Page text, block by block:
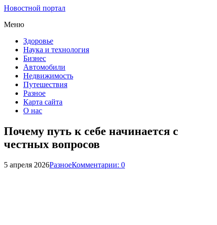
Новостной портал
Меню
Здоровье
Наука и технология
Бизнес
Автомобили
Недвижимость
Путешествия
Разное
Карта сайта
О нас
Почему путь к себе начинается с
честных вопросов
5 апреля 2026РазноеКомментарии: 0